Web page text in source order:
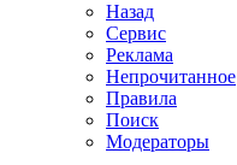
Назад
Сервис
Реклама
Непрочитанное
Правила
Поиск
Модераторы